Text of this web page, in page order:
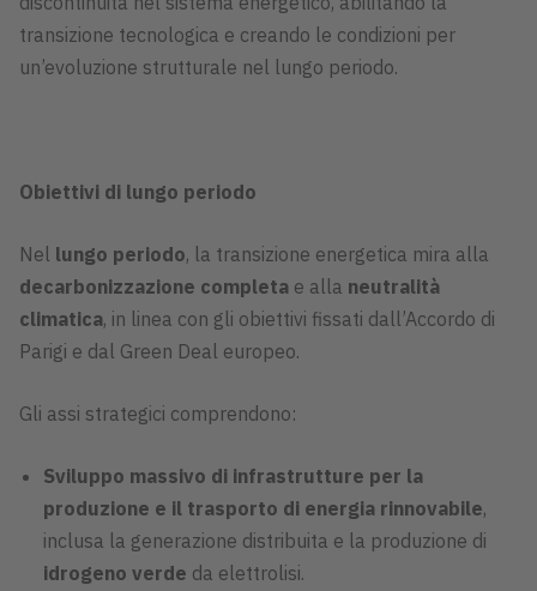
transizione tecnologica e creando le condizioni per
un’evoluzione strutturale nel lungo periodo.
Obiettivi di lungo periodo
Nel lungo periodo, la transizione energetica mira alla
decarbonizzazione completa e alla neutralità
climatica, in linea con gli obiettivi fissati dall’Accordo di
Parigi e dal Green Deal europeo.
Gli assi strategici comprendono:
Sviluppo massivo di infrastrutture per la
produzione e il trasporto di energia rinnovabile,
inclusa la generazione distribuita e la produzione di
idrogeno verde da elettrolisi.